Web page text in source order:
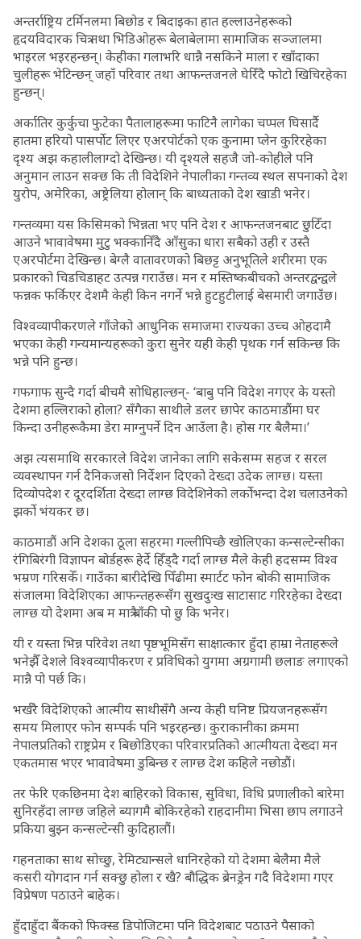
अन्तर्राष्ट्रिय टर्मिनलमा बिछोड र बिदाइका हात हल्लाउनेहरूको
हृदयविदारक चित्र तथा भिडिओहरू बेलाबेलामा सामाजिक सञ्जालमा
भाइरल भइरहन्छन्। केहीका गलाभरि धान्नै नसकिने माला र खाँदाका
चुलीहरू भेटिन्छन् जहाँ परिवार तथा आफन्तजनले घेरिँदै फोटो खिचिरहेका
हुन्छन्।
अर्कातिर कुर्कुचा फुटेका पैतालाहरूमा फाटिनै लागेका चप्पल घिसार्दै
हातमा हरियो पासर्पोट लिएर एअरपोर्टको एक कुनामा प्लेन कुरिरहेका
दृश्य अझ कहालीलाग्दो देखिन्छ। यी दृश्यले सहजै जो-कोहीले पनि
अनुमान लाउन सक्छ कि ती विदेशिने नेपालीका गन्तव्य स्थल सपनाको देश
युरोप, अमेरिका, अष्ट्रेलिया होलान् कि बाध्यताको देश खाडी भनेर।
गन्तव्यमा यस किसिमको भिन्नता भए पनि देश र आफन्तजनबाट छुटिँदा
आउने भावावेषमा मुटु भक्कानिँदै आँसुका धारा सबैको उही र उस्तै
एअरपोर्टमा देखिन्छ। बेग्लै वातावरणको बिछट्ट अनुभूतिले शरीरमा एक
प्रकारको चिडचिडाहट उत्पन्न गराउँछ। मन र मस्तिष्कबीचको अन्तरद्वन्द्वले
फन्नक फर्किएर देशमै केही किन नगर्ने भन्ने हुटहुटीलाई बेसमारी जगाउँछ।
विश्वव्यापीकरणले गाँजेको आधुनिक समाजमा राज्यका उच्च ओहदामै
भएका केही गन्यमान्यहरूको कुरा सुनेर यही केही पृथक गर्न सकिन्छ कि
भन्ने पनि हुन्छ।
गफगाफ सुन्दै गर्दा बीचमै सोधिहाल्छन्- ‘बाबु पनि विदेश नगएर के यस्तो
देशमा हल्लिराको होला? सँगैका साथीले डलर छापेर काठमाडौंमा घर
किन्दा उनीहरूकैमा डेरा माग्नुपर्ने दिन आउँला है। होस गर बैलैमा।’
अझ त्यसमाथि सरकारले विदेश जानेका लागि सकेसम्म सहज र सरल
व्यवस्थापन गर्न दैनिकजसो निर्देशन दिएको देख्दा उदेक लाग्छ। यस्ता
दिव्योपदेश र दूरदर्शिता देख्दा लाग्छ विदेशिनेको लर्कोभन्दा देश चलाउनेको
झर्को भंयकर छ।
काठमाडौं अनि देशका ठूला सहरमा गल्लीपिच्छै खोलिएका कन्सल्टेन्सीका
रंगिबिरंगी विज्ञापन बोर्डहरू हेर्दे हिँड्दै गर्दा लाग्छ मैले केही हदसम्म विश्व
भम्रण गरिसकेँ। गाउँका बारीदेखि पिँढीमा स्मार्टट फोन बोकी सामाजिक
संजालमा विदेशिएका आफन्तहरूसँग सुखदुःख साटासाट गरिरहेका देख्दा
लाग्छ यो देशमा अब म मात्रै बाँकी पो छु कि भनेर।
यी र यस्ता भिन्न परिवेश तथा पृष्ठभूमिसँग साक्षात्कार हुँदा हाम्रा नेताहरूले
भनेझैँ देशले विश्वव्यापीकरण र प्रविधिको युगमा अग्रगामी छलाङ लगाएको
मान्नै पो पर्छ कि।
भर्खरै विदेशिएको आत्मीय साथीसँगै अन्य केही घनिष्ट प्रियजनहरूसँग
समय मिलाएर फोन सम्पर्क पनि भइरहन्छ। कुराकानीका क्रममा
नेपालप्रतिको राष्ट्रप्रेम र बिछोडिएका परिवारप्रतिको आत्मीयता देख्दा मन
एकतमास भएर भावावेषमा डुबिन्छ र लाग्छ देश कहिले नछोडौं।
तर फेरि एकछिनमा देश बाहिरको विकास, सुविधा, विधि प्रणालीको बारेमा
सुनिरहँदा लाग्छ जहिले ब्यागमै बोकिरहेको राहदानीमा भिसा छाप लगाउने
प्रकिया बुझ्न कन्सल्टेन्सी कुदिहालौं।
गहनताका साथ सोच्छु, रेमिट्यान्सले धानिरहेको यो देशमा बेलैमा मैले
कसरी योगदान गर्न सक्छु होला र खै? बौद्धिक ब्रेनड्रेन गदै विदेशमा गएर
विप्रेषण पठाउने बाहेक।
हुँदाहुँदा बैंकको फिक्स्ड डिपोजिटमा पनि विदेशबाट पठाउने पैसाको